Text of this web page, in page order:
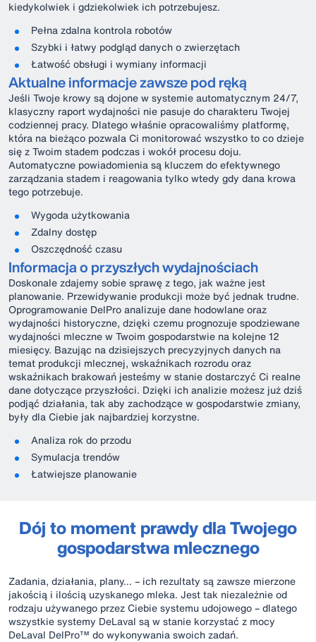
kiedykolwiek i gdziekolwiek ich potrzebujesz.
Pełna zdalna kontrola robotów
Szybki i łatwy podgląd danych o zwierzętach
Łatwość obsługi i wymiany informacji
Aktualne informacje zawsze pod ręką
Jeśli Twoje krowy są dojone w systemie automatycznym 24/7,
klasyczny raport wydajności nie pasuje do charakteru Twojej
codziennej pracy. Dlatego właśnie opracowaliśmy platformę,
która na bieżąco pozwala Ci monitorować wszystko to co dzieje
się z Twoim stadem podczas i wokół procesu doju.
Automatyczne powiadomienia są kluczem do efektywnego
zarządzania stadem i reagowania tylko wtedy gdy dana krowa
tego potrzebuje.
Wygoda użytkowania
Zdalny dostęp
Oszczędność czasu
Informacja o przyszłych wydajnościach
Doskonale zdajemy sobie sprawę z tego, jak ważne jest
planowanie. Przewidywanie produkcji może być jednak trudne.
Oprogramowanie DelPro analizuje dane hodowlane oraz
wydajności historyczne, dzięki czemu prognozuje spodziewane
wydajności mleczne w Twoim gospodarstwie na kolejne 12
miesięcy. Bazując na dzisiejszych precyzyjnych danych na
temat produkcji mlecznej, wskaźnikach rozrodu oraz
wskaźnikach brakowań jesteśmy w stanie dostarczyć Ci realne
dane dotyczące przyszłości. Dzięki ich analizie możesz już dziś
podjąć działania, tak aby zachodzące w gospodarstwie zmiany,
były dla Ciebie jak najbardziej korzystne.
Analiza rok do przodu
Symulacja trendów
Łatwiejsze planowanie
Dój to moment prawdy dla Twojego
gospodarstwa mlecznego
Zadania, działania, plany… – ich rezultaty są zawsze mierzone
jakością i ilością uzyskanego mleka. Jest tak niezależnie od
rodzaju używanego przez Ciebie systemu udojowego – dlatego
wszystkie systemy DeLaval są w stanie korzystać z mocy
DeLaval DelPro™ do wykonywania swoich zadań.